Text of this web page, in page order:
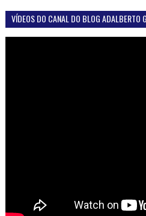
VÍDEOS DO CANAL DO BLOG ADALBERTO